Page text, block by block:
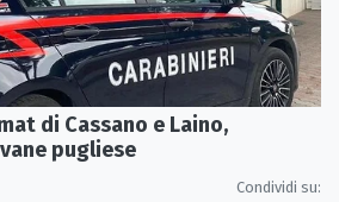
di Cassano e Laino,
pugliese
Condividi su: